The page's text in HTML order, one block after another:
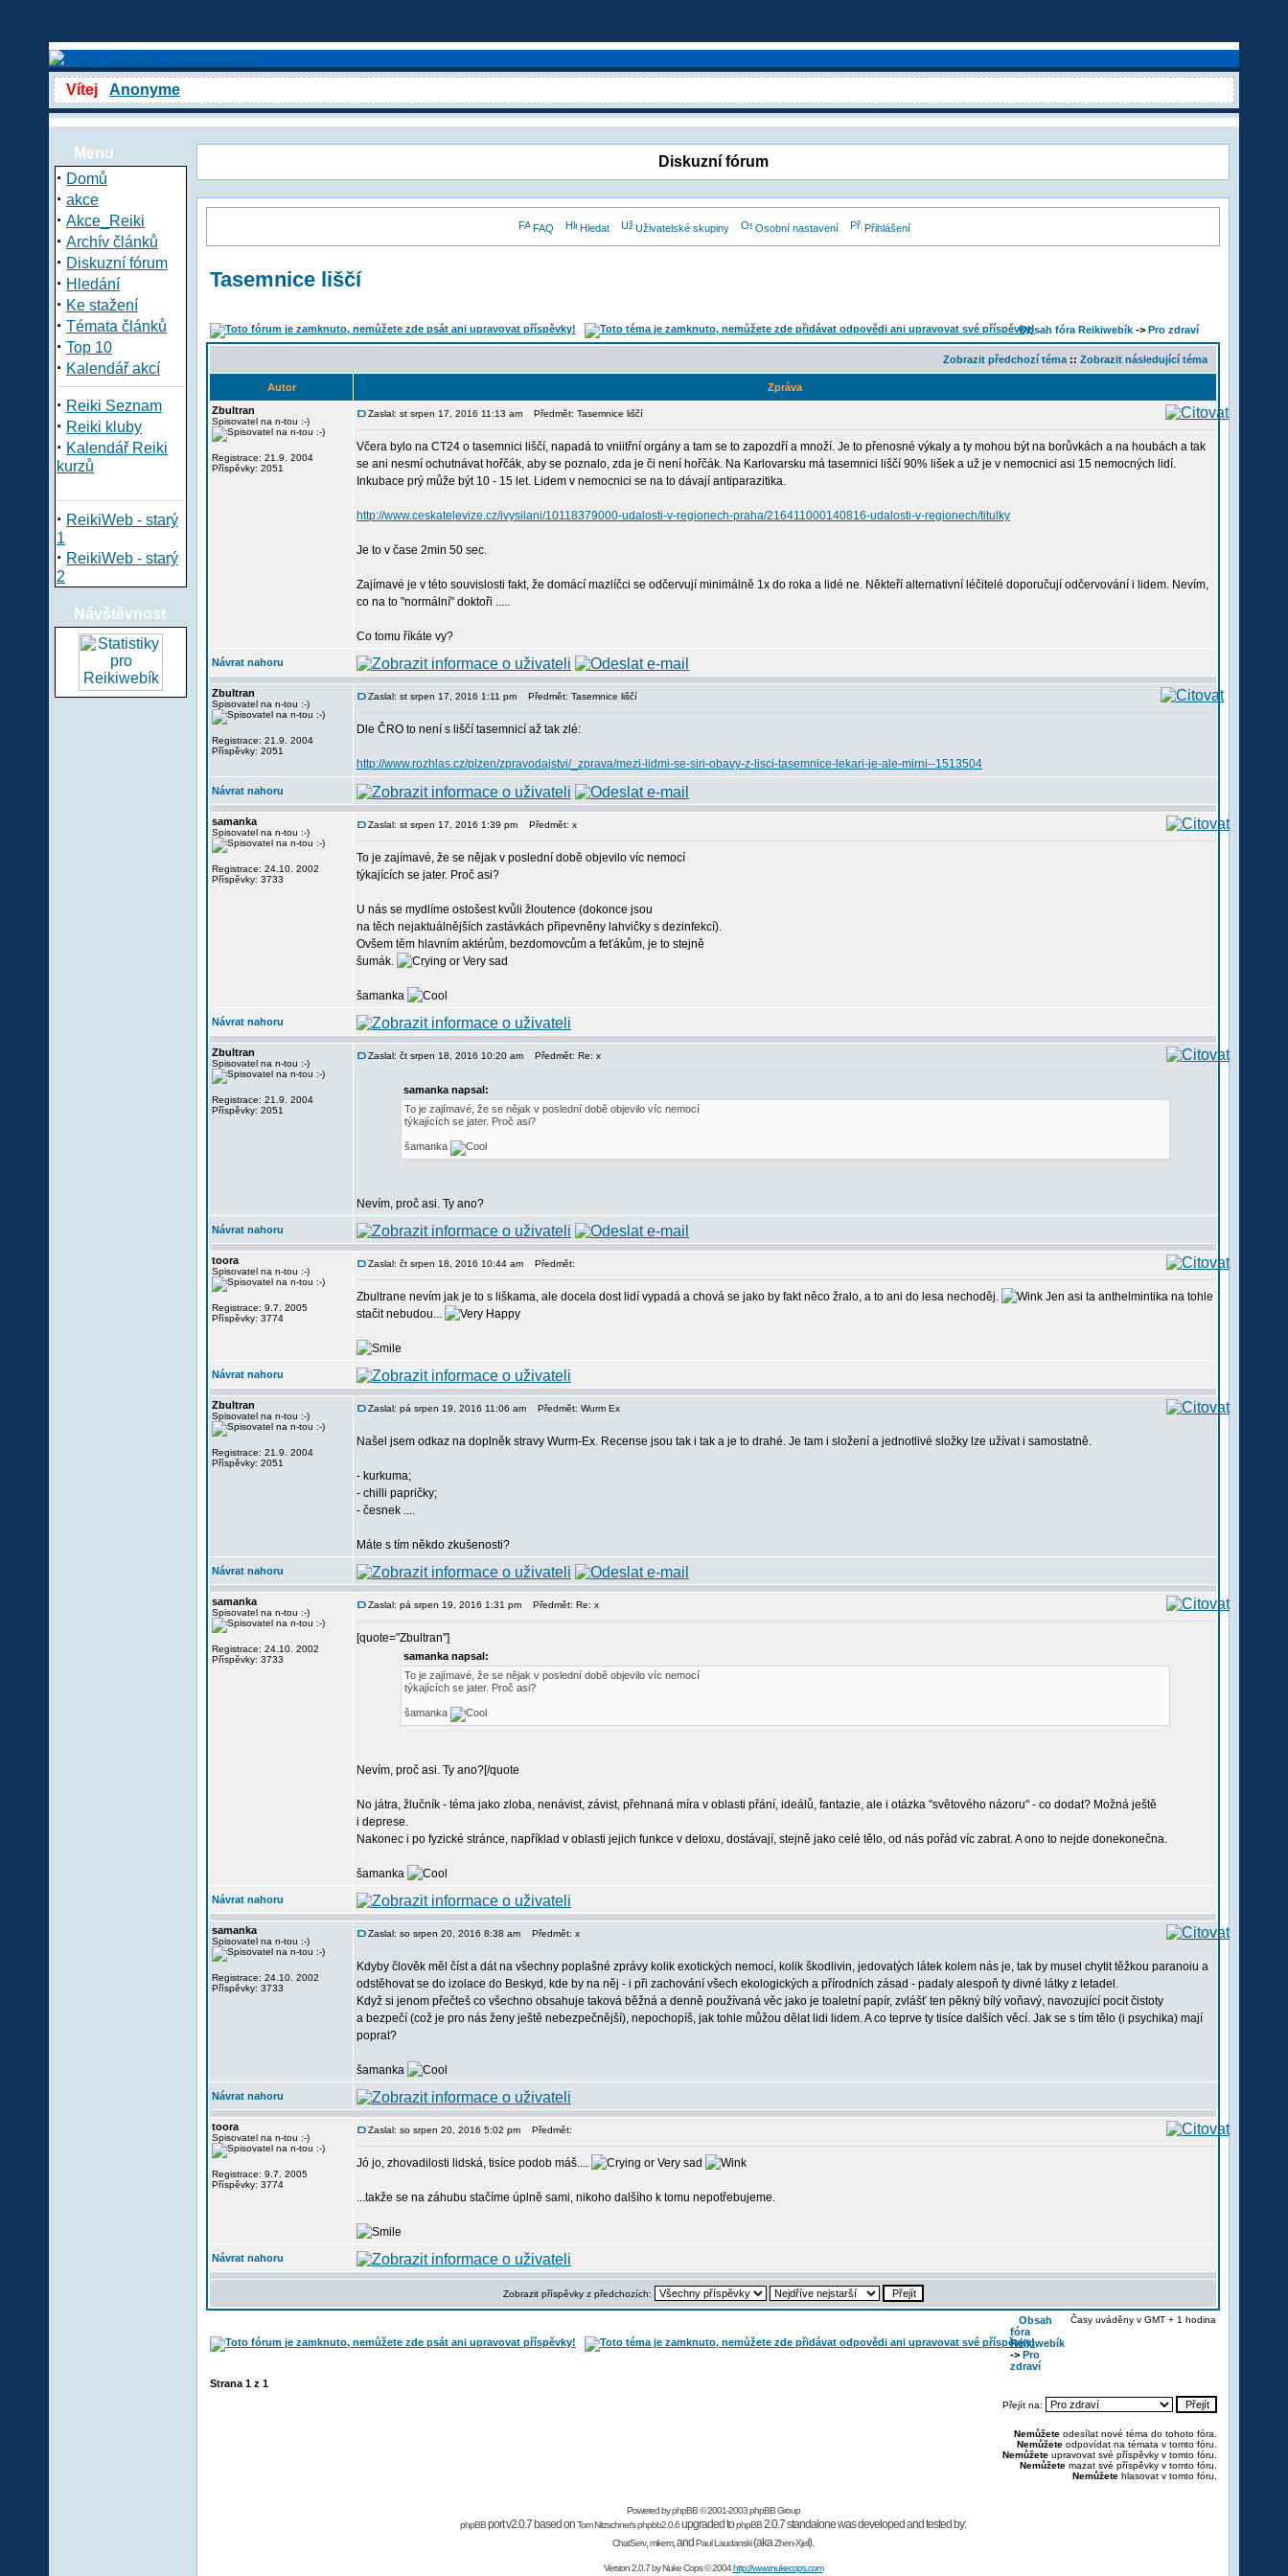
Vítej Anonyme
Menu
· Domů
· akce
· Akce_Reiki
· Archív článků
· Diskuzní fórum
· Hledání
· Ke stažení
· Témata článků
· Top 10
· Kalendář akcí
· Reiki Seznam
· Reiki kluby
· Kalendář Reiki
kurzů
· ReikiWeb - starý
1
· ReikiWeb - starý
2
Návštěvnost
Diskuzní fórum
FAQ Hledat Uživatelské skupiny Osobní nastavení Přihlášení
Tasemnice liščí
Obsah fóra Reikiwebík -> Pro zdraví
Zobrazit předchozí téma :: Zobrazit následující téma
Autor
Zpráva
Zbultran
Spisovatel na n-tou :-)
Registrace: 21.9. 2004
Příspěvky: 2051
Zaslal: st srpen 17, 2016 11:13 am Předmět: Tasemnice liščí
Včera bylo na CT24 o tasemnici liščí, napadá to vniitřní orgány a tam se to zapozdří a množí. Je to přenosné výkaly a ty mohou být na borůvkách a na houbách a tak
se ani nesmí ochutnávat hořčák, aby se poznalo, zda je či není hořčák. Na Karlovarsku má tasemnici liščí 90% lišek a už je v nemocnici asi 15 nemocných lidí.
Inkubace prý může být 10 - 15 let. Lidem v nemocnici se na to dávají antiparazitika.
http://www.ceskatelevize.cz/ivysilani/10118379000-udalosti-v-regionech-praha/216411000140816-udalosti-v-regionech/titulky
Je to v čase 2min 50 sec.
Zajímavé je v této souvislosti fakt, že domácí mazlíčci se odčervují minimálně 1x do roka a lidé ne. Někteří alternativní léčitelé doporučují odčervování i lidem. Nevím,
co na to "normální" doktoři .....
Co tomu říkáte vy?
Návrat nahoru
Zbultran
Spisovatel na n-tou :-)
Registrace: 21.9. 2004
Příspěvky: 2051
Zaslal: st srpen 17, 2016 1:11 pm Předmět: Tasemnice liščí
Dle ČRO to není s liščí tasemnicí až tak zlé:
http://www.rozhlas.cz/plzen/zpravodajstvi/_zprava/mezi-lidmi-se-siri-obavy-z-lisci-tasemnice-lekari-je-ale-mirni--1513504
Návrat nahoru
samanka
Spisovatel na n-tou :-)
Registrace: 24.10. 2002
Příspěvky: 3733
Zaslal: st srpen 17, 2016 1:39 pm Předmět: x
To je zajímavé, že se nějak v poslední době objevilo víc nemocí
týkajících se jater. Proč asi?
U nás se mydlíme ostošest kvůli žloutence (dokonce jsou
na těch nejaktuálnějších zastávkách připevněny lahvičky s dezinfekcí).
Ovšem těm hlavním aktérům, bezdomovcům a feťákům, je to stejně
šumák.
šamanka
Návrat nahoru
Zbultran
Spisovatel na n-tou :-)
Registrace: 21.9. 2004
Příspěvky: 2051
Zaslal: čt srpen 18, 2016 10:20 am Předmět: Re: x
samanka napsal:
To je zajímavé, že se nějak v poslední době objevilo víc nemocí
týkajících se jater. Proč asi?
šamanka
Nevím, proč asi. Ty ano?
Návrat nahoru
toora
Spisovatel na n-tou :-)
Registrace: 9.7. 2005
Příspěvky: 3774
Zaslal: čt srpen 18, 2016 10:44 am Předmět:
Zbultrane nevím jak je to s liškama, ale docela dost lidí vypadá a chová se jako by fakt něco žralo, a to ani do lesa nechoděj.
Jen asi ta anthelmintika na tohle
stačit nebudou...
Návrat nahoru
Zbultran
Spisovatel na n-tou :-)
Registrace: 21.9. 2004
Příspěvky: 2051
Zaslal: pá srpen 19, 2016 11:06 am Předmět: Wurm Ex
Našel jsem odkaz na doplněk stravy Wurm-Ex. Recense jsou tak i tak a je to drahé. Je tam i složení a jednotlivé složky lze užívat i samostatně.
- kurkuma;
- chilli papričky;
- česnek ....
Máte s tím někdo zkušenosti?
Návrat nahoru
samanka
Spisovatel na n-tou :-)
Registrace: 24.10. 2002
Příspěvky: 3733
Zaslal: pá srpen 19, 2016 1:31 pm Předmět: Re: x
[quote="Zbultran"]
samanka napsal:
To je zajímavé, že se nějak v poslední době objevilo víc nemocí
týkajících se jater. Proč asi?
šamanka
Nevím, proč asi. Ty ano?[/quote
No játra, žlučník - téma jako zloba, nenávist, závist, přehnaná míra v oblasti přání, ideálů, fantazie, ale i otázka "světového názoru" - co dodat? Možná ještě
i deprese.
Nakonec i po fyzické stránce, například v oblasti jejich funkce v detoxu, dostávají, stejně jako celé tělo, od nás pořád víc zabrat. A ono to nejde donekonečna.
šamanka
Návrat nahoru
samanka
Spisovatel na n-tou :-)
Registrace: 24.10. 2002
Příspěvky: 3733
Zaslal: so srpen 20, 2016 8:38 am Předmět: x
Kdyby člověk měl číst a dát na všechny poplašné zprávy kolik exotických nemocí, kolik škodlivin, jedovatých látek kolem nás je, tak by musel chytit těžkou paranoiu a
odstěhovat se do izolace do Beskyd, kde by na něj - i při zachování všech ekologických a přírodních zásad - padaly alespoň ty divné látky z letadel.
Když si jenom přečteš co všechno obsahuje taková běžná a denně používaná věc jako je toaletní papír, zvlášť ten pěkný bílý voňavý, navozující pocit čistoty
a bezpečí (což je pro nás ženy ještě nebezpečnější), nepochopíš, jak tohle můžou dělat lidi lidem. A co teprve ty tisíce dalších věcí. Jak se s tím tělo (i psychika) mají
poprat?
šamanka
Návrat nahoru
toora
Spisovatel na n-tou :-)
Registrace: 9.7. 2005
Příspěvky: 3774
Zaslal: so srpen 20, 2016 5:02 pm Předmět:
Jó jo, zhovadilosti lidská, tisíce podob máš....
...takže se na záhubu stačíme úplně sami, nikoho dalšího k tomu nepotřebujeme.
Návrat nahoru
Zobrazit příspěvky z předchozích:
Obsah
fóra
Reikiwebík
-> Pro
zdraví
Časy uváděny v GMT + 1 hodina
Strana 1 z 1
Přejít na:
Nemůžete odesílat nové téma do tohoto fóra.
Nemůžete odpovídat na témata v tomto fóru.
Nemůžete upravovat své příspěvky v tomto fóru.
Nemůžete mazat své příspěvky v tomto fóru.
Nemůžete hlasovat v tomto fóru.
Powered byphpBB© 2001-2003 phpBB Group
phpBBport v2.0.7 based onTom Nitzschner'sphpbb2.0.6upgraded tophpBB2.0.7 standalone was developed and tested by:
ChatServ,mikem,and Paul Laudanski(akaZhen-Xjell).
Version 2.0.7 byNuke Cops© 2004http://www.nukecops.com